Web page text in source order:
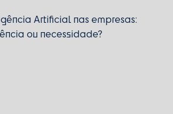
Artificial nas empresas:
ou necessidade?